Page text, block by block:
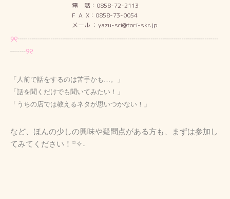
電 話：0858-72-2113
F A X：0858-73-0054
メール ：yazu-sci@tori-skr.jp
୨୧┈┈┈┈┈┈┈┈┈┈┈┈┈┈┈┈┈┈┈┈┈┈┈┈┈┈
┈┈୨୧
「人前で話をするのは苦手かも…。」
「話を聞くだけでも聞いてみたい！」
「うちの店では教えるネタが思いつかない！」
など、ほんの少しの興味や疑問点がある方も、まずは参加し
てみてください！ ꙳✧˖